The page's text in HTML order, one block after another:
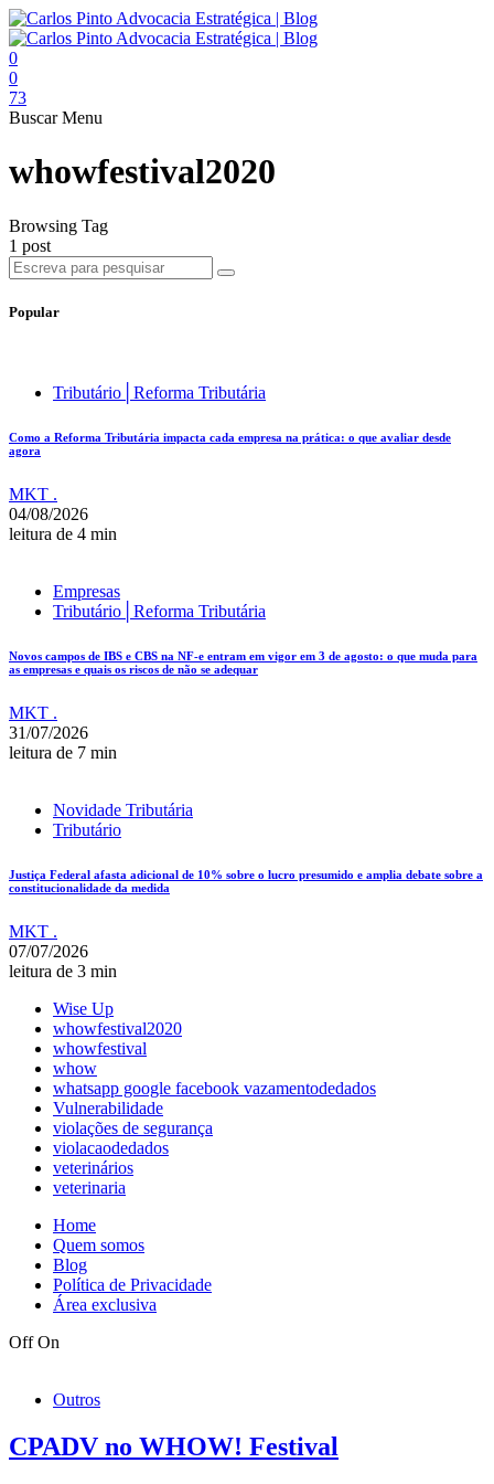
0
0
73
Buscar Menu
whowfestival2020
Browsing Tag
1 post
Popular
Tributário│Reforma Tributária
Como a Reforma Tributária impacta cada empresa na prática: o que avaliar desde
agora
MKT .
04/08/2026
leitura de 4 min
Empresas
Tributário│Reforma Tributária
Novos campos de IBS e CBS na NF-e entram em vigor em 3 de agosto: o que muda para
as empresas e quais os riscos de não se adequar
MKT .
31/07/2026
leitura de 7 min
Novidade Tributária
Tributário
Justiça Federal afasta adicional de 10% sobre o lucro presumido e amplia debate sobre a
constitucionalidade da medida
MKT .
07/07/2026
leitura de 3 min
Wise Up
whowfestival2020
whowfestival
whow
whatsapp google facebook vazamentodedados
Vulnerabilidade
violações de segurança
violacaodedados
veterinários
veterinaria
Home
Quem somos
Blog
Política de Privacidade
Área exclusiva
Off On
Outros
CPADV no WHOW! Festival